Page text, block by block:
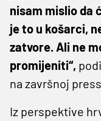
nisam mislio da
je to u košarci,
zatvore. Ali ne
promijeniti“,
na završnoj
Iz perspektive